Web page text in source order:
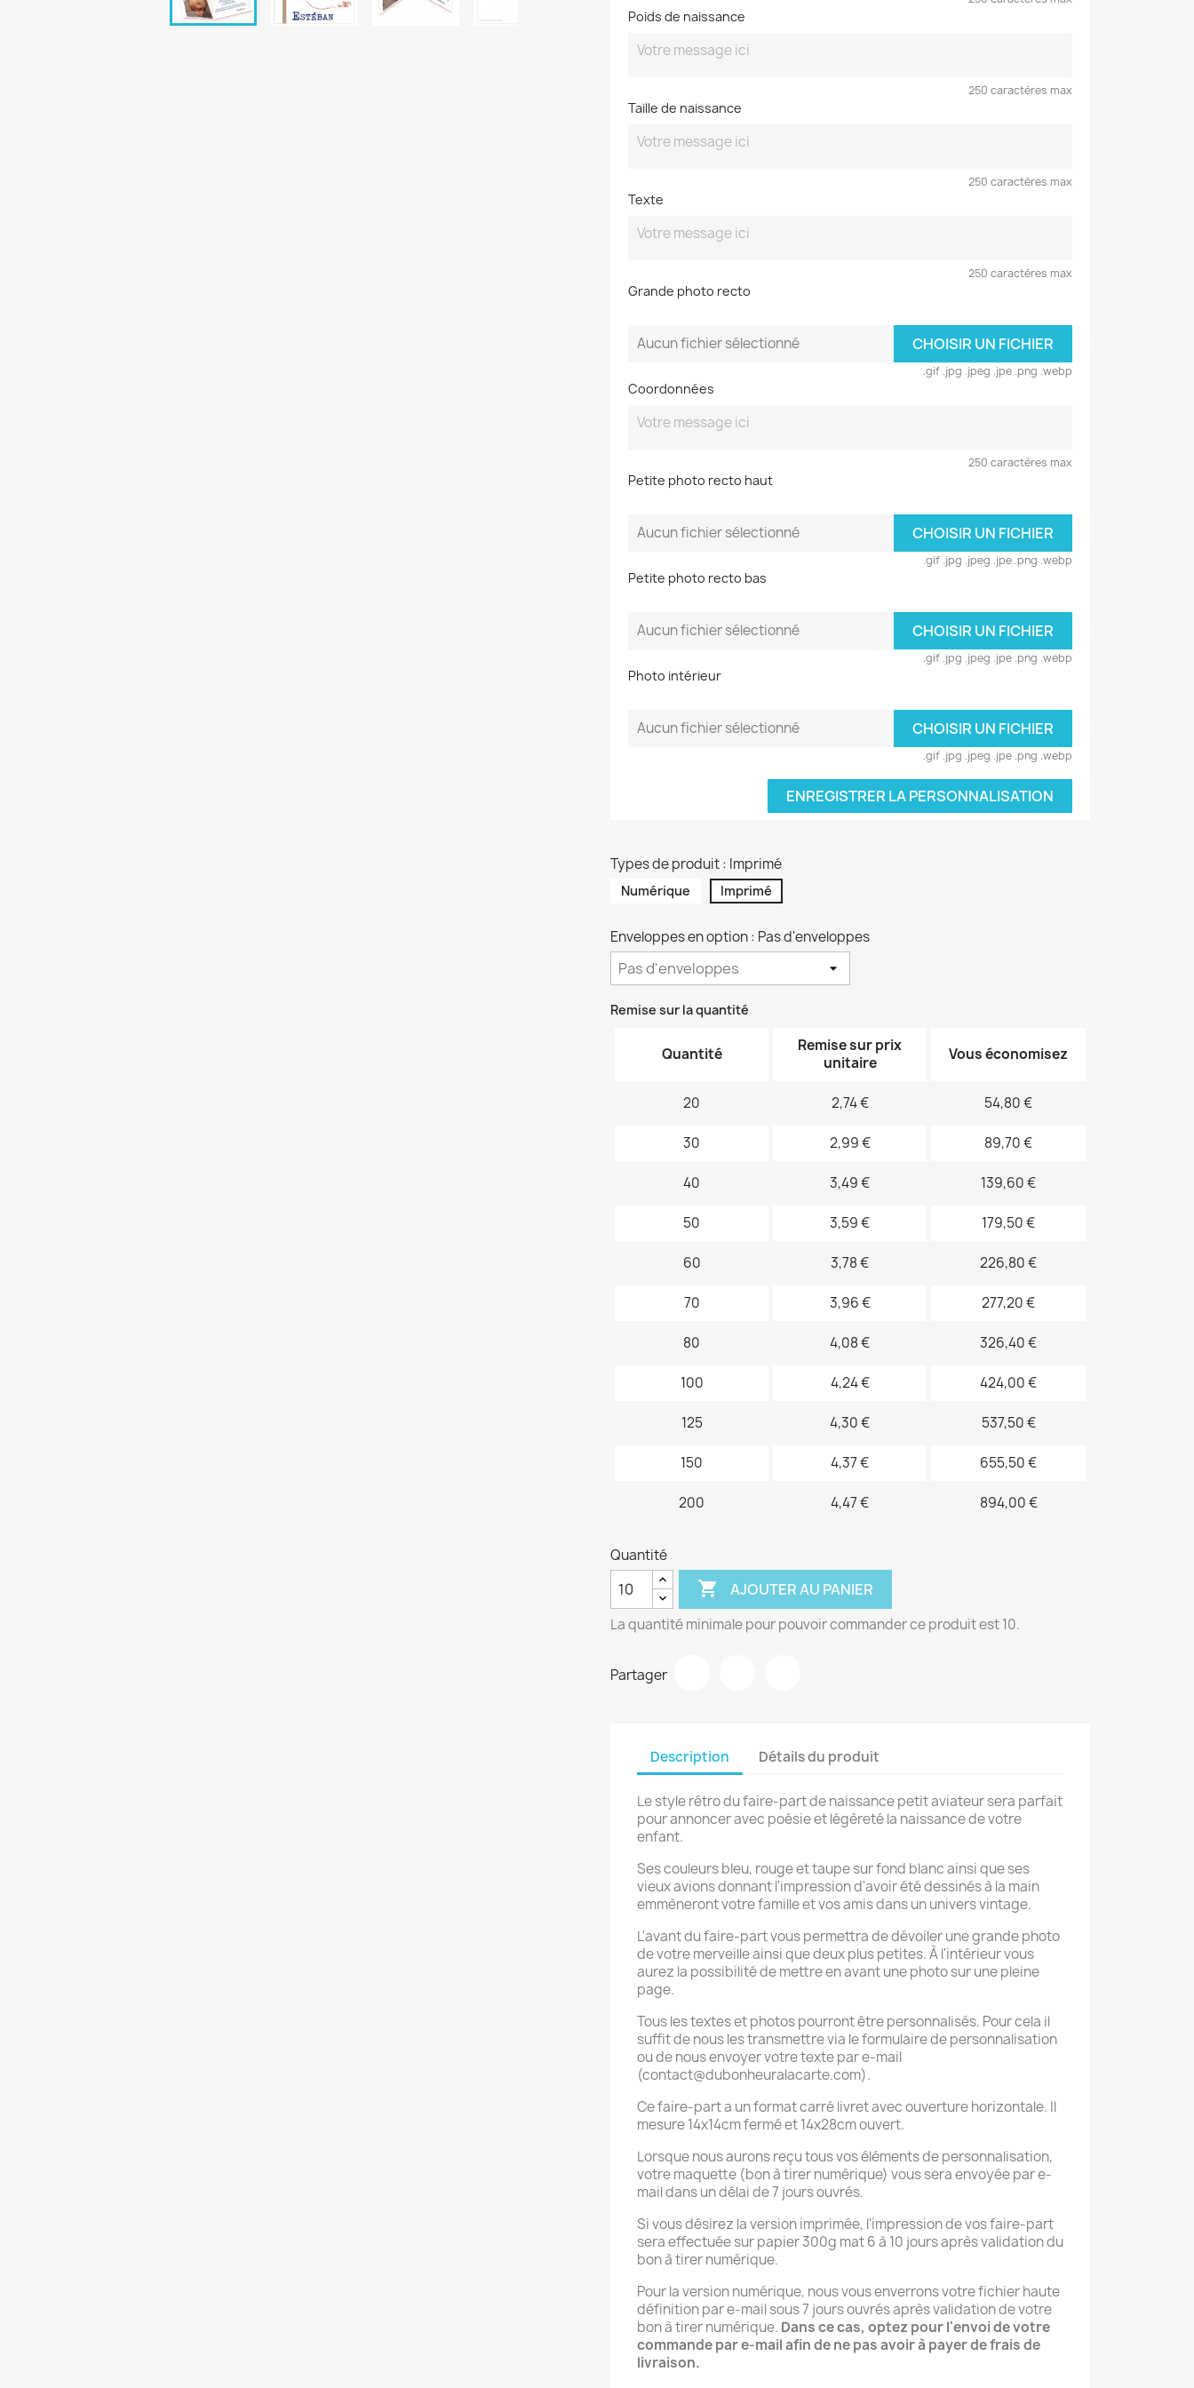
Poids de naissance
250 caractères max
Taille de naissance
250 caractères max
Texte
250 caractères max
Grande photo recto
Aucun fichier sélectionné CHOISIR UN FICHIER
.gif .jpg .jpeg .jpe .png .webp
Coordonnées
250 caractères max
Petite photo recto haut
Aucun fichier sélectionné CHOISIR UN FICHIER
.gif .jpg .jpeg .jpe .png .webp
Petite photo recto bas
Aucun fichier sélectionné CHOISIR UN FICHIER
.gif .jpg .jpeg .jpe .png .webp
Photo intérieur
Aucun fichier sélectionné CHOISIR UN FICHIER
.gif .jpg .jpeg .jpe .png .webp
ENREGISTRER LA PERSONNALISATION
Types de produit : Imprimé
Numérique Imprimé
Enveloppes en option : Pas d'enveloppes
Remise sur la quantité
Quantité
Remise sur prix
unitaire
Vous économisez
20 2,74 € 54,80 €
30 2,99 € 89,70 €
40 3,49 € 139,60 €
50 3,59 € 179,50 €
60 3,78 € 226,80 €
70 3,96 € 277,20 €
80 4,08 € 326,40 €
100 4,24 € 424,00 €
125 4,30 € 537,50 €
150 4,37 € 655,50 €
200 4,47 € 894,00 €
Quantité
 AJOUTER AU PANIER
La quantité minimale pour pouvoir commander ce produit est 10.
Partager
Description Détails du produit
Le style rétro du faire-part de naissance petit aviateur sera parfait
pour annoncer avec poésie et légèreté la naissance de votre
enfant.
Ses couleurs bleu, rouge et taupe sur fond blanc ainsi que ses
vieux avions donnant l'impression d'avoir été dessinés à la main
emmèneront votre famille et vos amis dans un univers vintage.
L'avant du faire-part vous permettra de dévoiler une grande photo
de votre merveille ainsi que deux plus petites.Àl'intérieur vous
aurez la possibilité de mettre en avant une photo sur une pleine
page.
Tous les textes et photos pourront être personnalisés. Pour cela il
suffit de nous les transmettre via le formulaire de personnalisation
ou de nous envoyer votre texte par e-mail
(contact@dubonheuralacarte.com).
Ce faire-part a un format carré livret avec ouverture horizontale. Il
mesure 14x14cm fermé et 14x28cm ouvert.
Lorsque nous aurons reçu tous vos éléments de personnalisation,
votre maquette (bon à tirer numérique) vous sera envoyée par e-
mail dans un délai de 7 jours ouvrés.
Si vous désirez la version imprimée, l'impression de vos faire-part
sera effectuée sur papier 300g mat 6 à 10 jours après validation du
bon à tirer numérique.
Pour la version numérique, nous vous enverrons votre fichier haute
définition par e-mail sous 7 jours ouvrés après validation de votre
bon à tirer numérique. Dans ce cas, optez pour l'envoi de votre
commande par e-mail afin de ne pas avoir à payer de frais de
livraison.